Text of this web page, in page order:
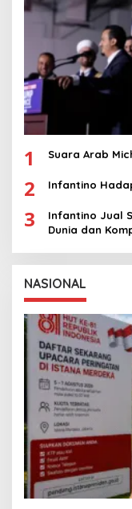
1 Suara Arab
2 Infantino
3
Infantino Jual
Dunia dan
NASIONAL